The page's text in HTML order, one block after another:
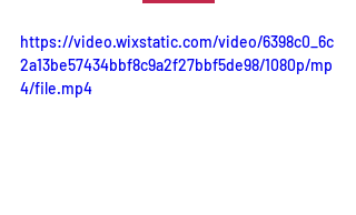
https://video.wixstatic.com/video/6398c0_6c
2a13be57434bbf8c9a2f27bbf5de98/1080p/mp
4/file.mp4